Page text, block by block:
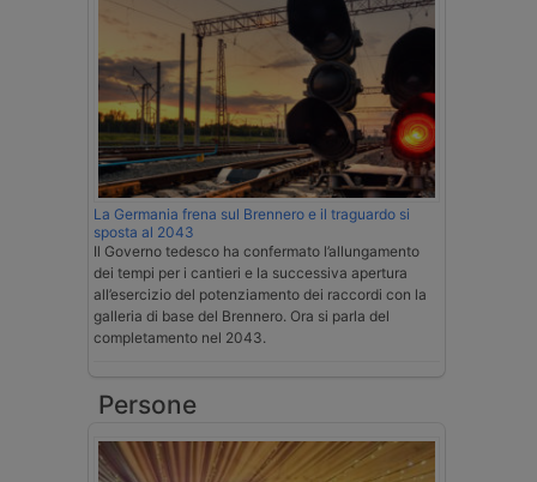
La Germania frena sul Brennero e il traguardo si
sposta al 2043
Il Governo tedesco ha confermato l’allungamento
dei tempi per i cantieri e la successiva apertura
all’esercizio del potenziamento dei raccordi con la
galleria di base del Brennero. Ora si parla del
completamento nel 2043.
Persone